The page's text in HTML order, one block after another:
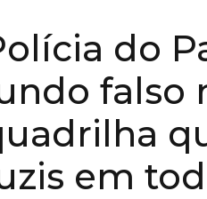
do
falso
em